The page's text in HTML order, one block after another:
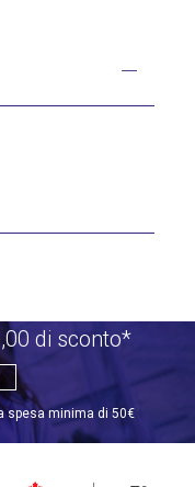
di sconto*
spesa minima di 50€